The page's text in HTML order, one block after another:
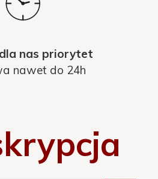
nas priorytet
nawet do 24h